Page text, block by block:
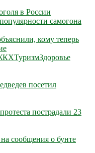
в России
самогона
кому теперь
ТуризмЗдоровье
посетил
пострадали 23
сообщения о бунте